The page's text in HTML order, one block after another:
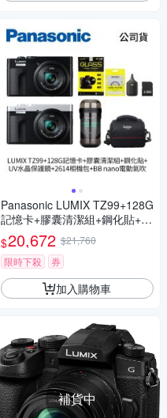
Panasonic LUMIX TZ99+128G
記憶卡+膠囊清潔組+鋼化貼+水
晶保護鏡+2614相機包+NITEC
ORE BB nano 迷你電動氣吹
(公司貨)
$20,672 $21,760
限時下殺
券
加入購物車
補貨中